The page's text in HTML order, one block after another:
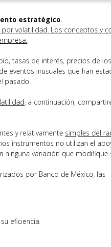
estratégico.
volatilidad. Los conceptos y
tasas de interés, precios de los
eventos inusuales que han
pasado.
, a continuación,
y relativamente simples del
instrumentos no utilizan el
variación que modifique
por Banco de México, las
eficiencia.